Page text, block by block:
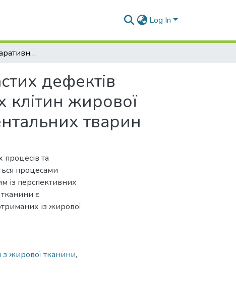
Log In
Особливості репаративного остеогенезу дірчастих дефектів нижньої щелепи із застосуванням стовбурових клітин жирової тканини на колапановій підложці в експериментальних тварин
дефектів
клітин жирової
тварин
процесів та
процесами
із перспективних
тканини є
із жирової
з жирової тканини,